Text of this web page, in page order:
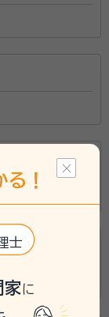
！
士
家に